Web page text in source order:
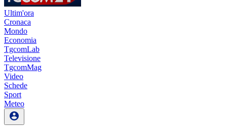
Ultim'ora
Cronaca
Mondo
Economia
TgcomLab
Televisione
TgcomMag
Video
Schede
Sport
Meteo